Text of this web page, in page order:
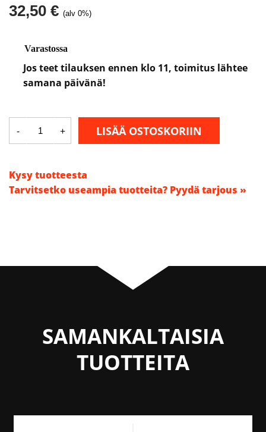
32,50 € (alv 0%)
Varastossa
Jos teet tilauksen ennen klo 11, toimitus lähtee
samana päivänä!
-
Esisuodatin
Pullman
määrä
+ LISÄÄ OSTOSKORIIN
Kysy tuotteesta
Tarvitsetko useampia tuotteita? Pyydä tarjous »
SAMANKALTAISIA
TUOTTEITA